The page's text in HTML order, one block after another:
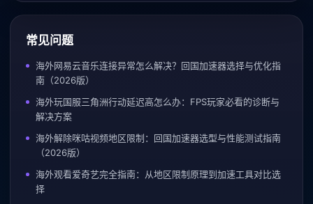
常见问题
海外网易云音乐连接异常怎么解决？回国加速器选择与优化指
南（2026版）
海外玩国服三角洲行动延迟高怎么办：FPS玩家必看的诊断与
解决方案
海外解除咪咕视频地区限制：回国加速器选型与性能测试指南
（2026版）
海外观看爱奇艺完全指南：从地区限制原理到加速工具对比选
择